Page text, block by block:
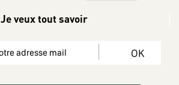
Je veux tout savoir
OK